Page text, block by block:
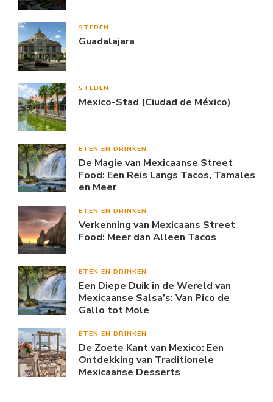
STEDEN
Guadalajara
STEDEN
Mexico-Stad (Ciudad de México)
ETEN EN DRINKEN
De Magie van Mexicaanse Street
Food: Een Reis Langs Tacos, Tamales
en Meer
ETEN EN DRINKEN
Verkenning van Mexicaans Street
Food: Meer dan Alleen Tacos
ETEN EN DRINKEN
Een Diepe Duik in de Wereld van
Mexicaanse Salsa’s: Van Pico de
Gallo tot Mole
ETEN EN DRINKEN
De Zoete Kant van Mexico: Een
Ontdekking van Traditionele
Mexicaanse Desserts